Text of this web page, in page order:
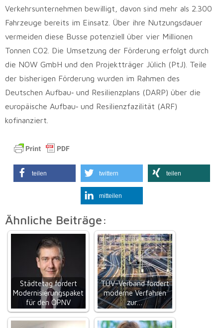
Verkehrsunternehmen bewilligt, davon sind mehr als 2.300
Fahrzeuge bereits im Einsatz. Über ihre Nutzungsdauer
vermeiden diese Busse potenziell über vier Millionen
Tonnen CO2. Die Umsetzung der Förderung erfolgt durch
die NOW GmbH und den Projektträger Jülich (PtJ). Teile
der bisherigen Förderung wurden im Rahmen des
Deutschen Aufbau‑ und Resilienzplans (DARP) über die
europäische Aufbau‑ und Resilienzfazilität (ARF)
kofinanziert.
teilen twittern teilen
mitteilen
Ähnliche Beiträge:
Städtetag fordert
Modernisierungspaket
für den ÖPNV
TÜV-Verband fordert
moderne Verfahren
zur…